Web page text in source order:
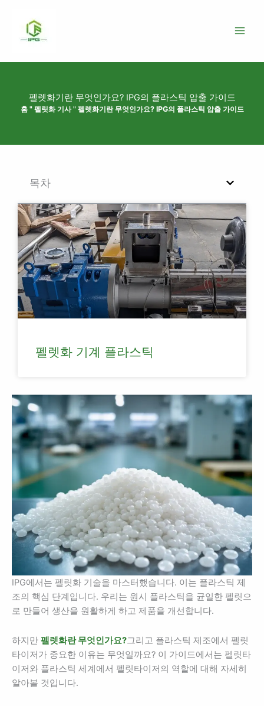
건
펠렛화기란 무엇인가요? IPG의 플라스틱 압출 가이드
홈" 펠릿화 기사" 펠렛화기란 무엇인가요? IPG의 플라스틱 압출 가이드
목차
펠렛화 기계 플라스틱
IPG에서는 펠릿화 기술을 마스터했습니다. 이는 플라스틱 제
조의 핵심 단계입니다. 우리는 원시 플라스틱을 균일한 펠릿으
로 만들어 생산을 원활하게 하고 제품을 개선합니다.
하지만 펠렛화란 무엇인가요?그리고 플라스틱 제조에서 펠릿
타이저가 중요한 이유는 무엇일까요? 이 가이드에서는 펠릿타
이저와 플라스틱 세계에서 펠릿타이저의 역할에 대해 자세히
알아볼 것입니다.